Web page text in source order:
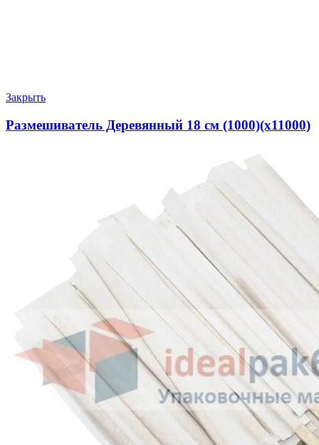
Закрыть
Размешиватель Деревянный 18 см (1000)(х11000)